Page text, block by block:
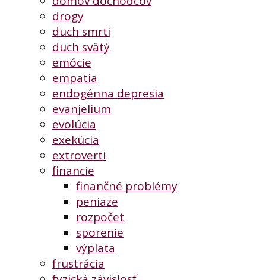
drogy
duch smrti
duch svätý
emócie
empatia
endogénna depresia
evanjelium
evolúcia
exekúcia
extroverti
financie
finančné problémy
peniaze
rozpočet
sporenie
výplata
frustrácia